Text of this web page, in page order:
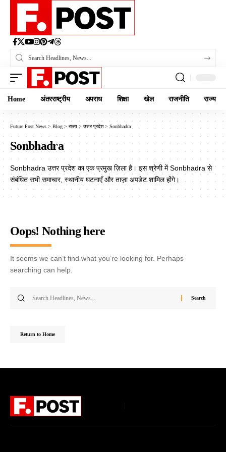
Home अंतरराष्ट्रीय अपराध शिक्षा खेल राजनीति राज्य
Future Post News > Blog > राज्य > उत्तर प्रदेश> Sonbhadra
Sonbhadra
Sonbhadra उत्तर प्रदेश का एक प्रमुख ज़िला है। इस श्रेणी में Sonbhadra से
संबंधित सभी समाचार, स्थानीय घटनाएँ और ताज़ा अपडेट शामिल होंगे।
Oops! Nothing here
It seems we can’t find what you’re looking for. Perhaps
searching can help.
Return to Home